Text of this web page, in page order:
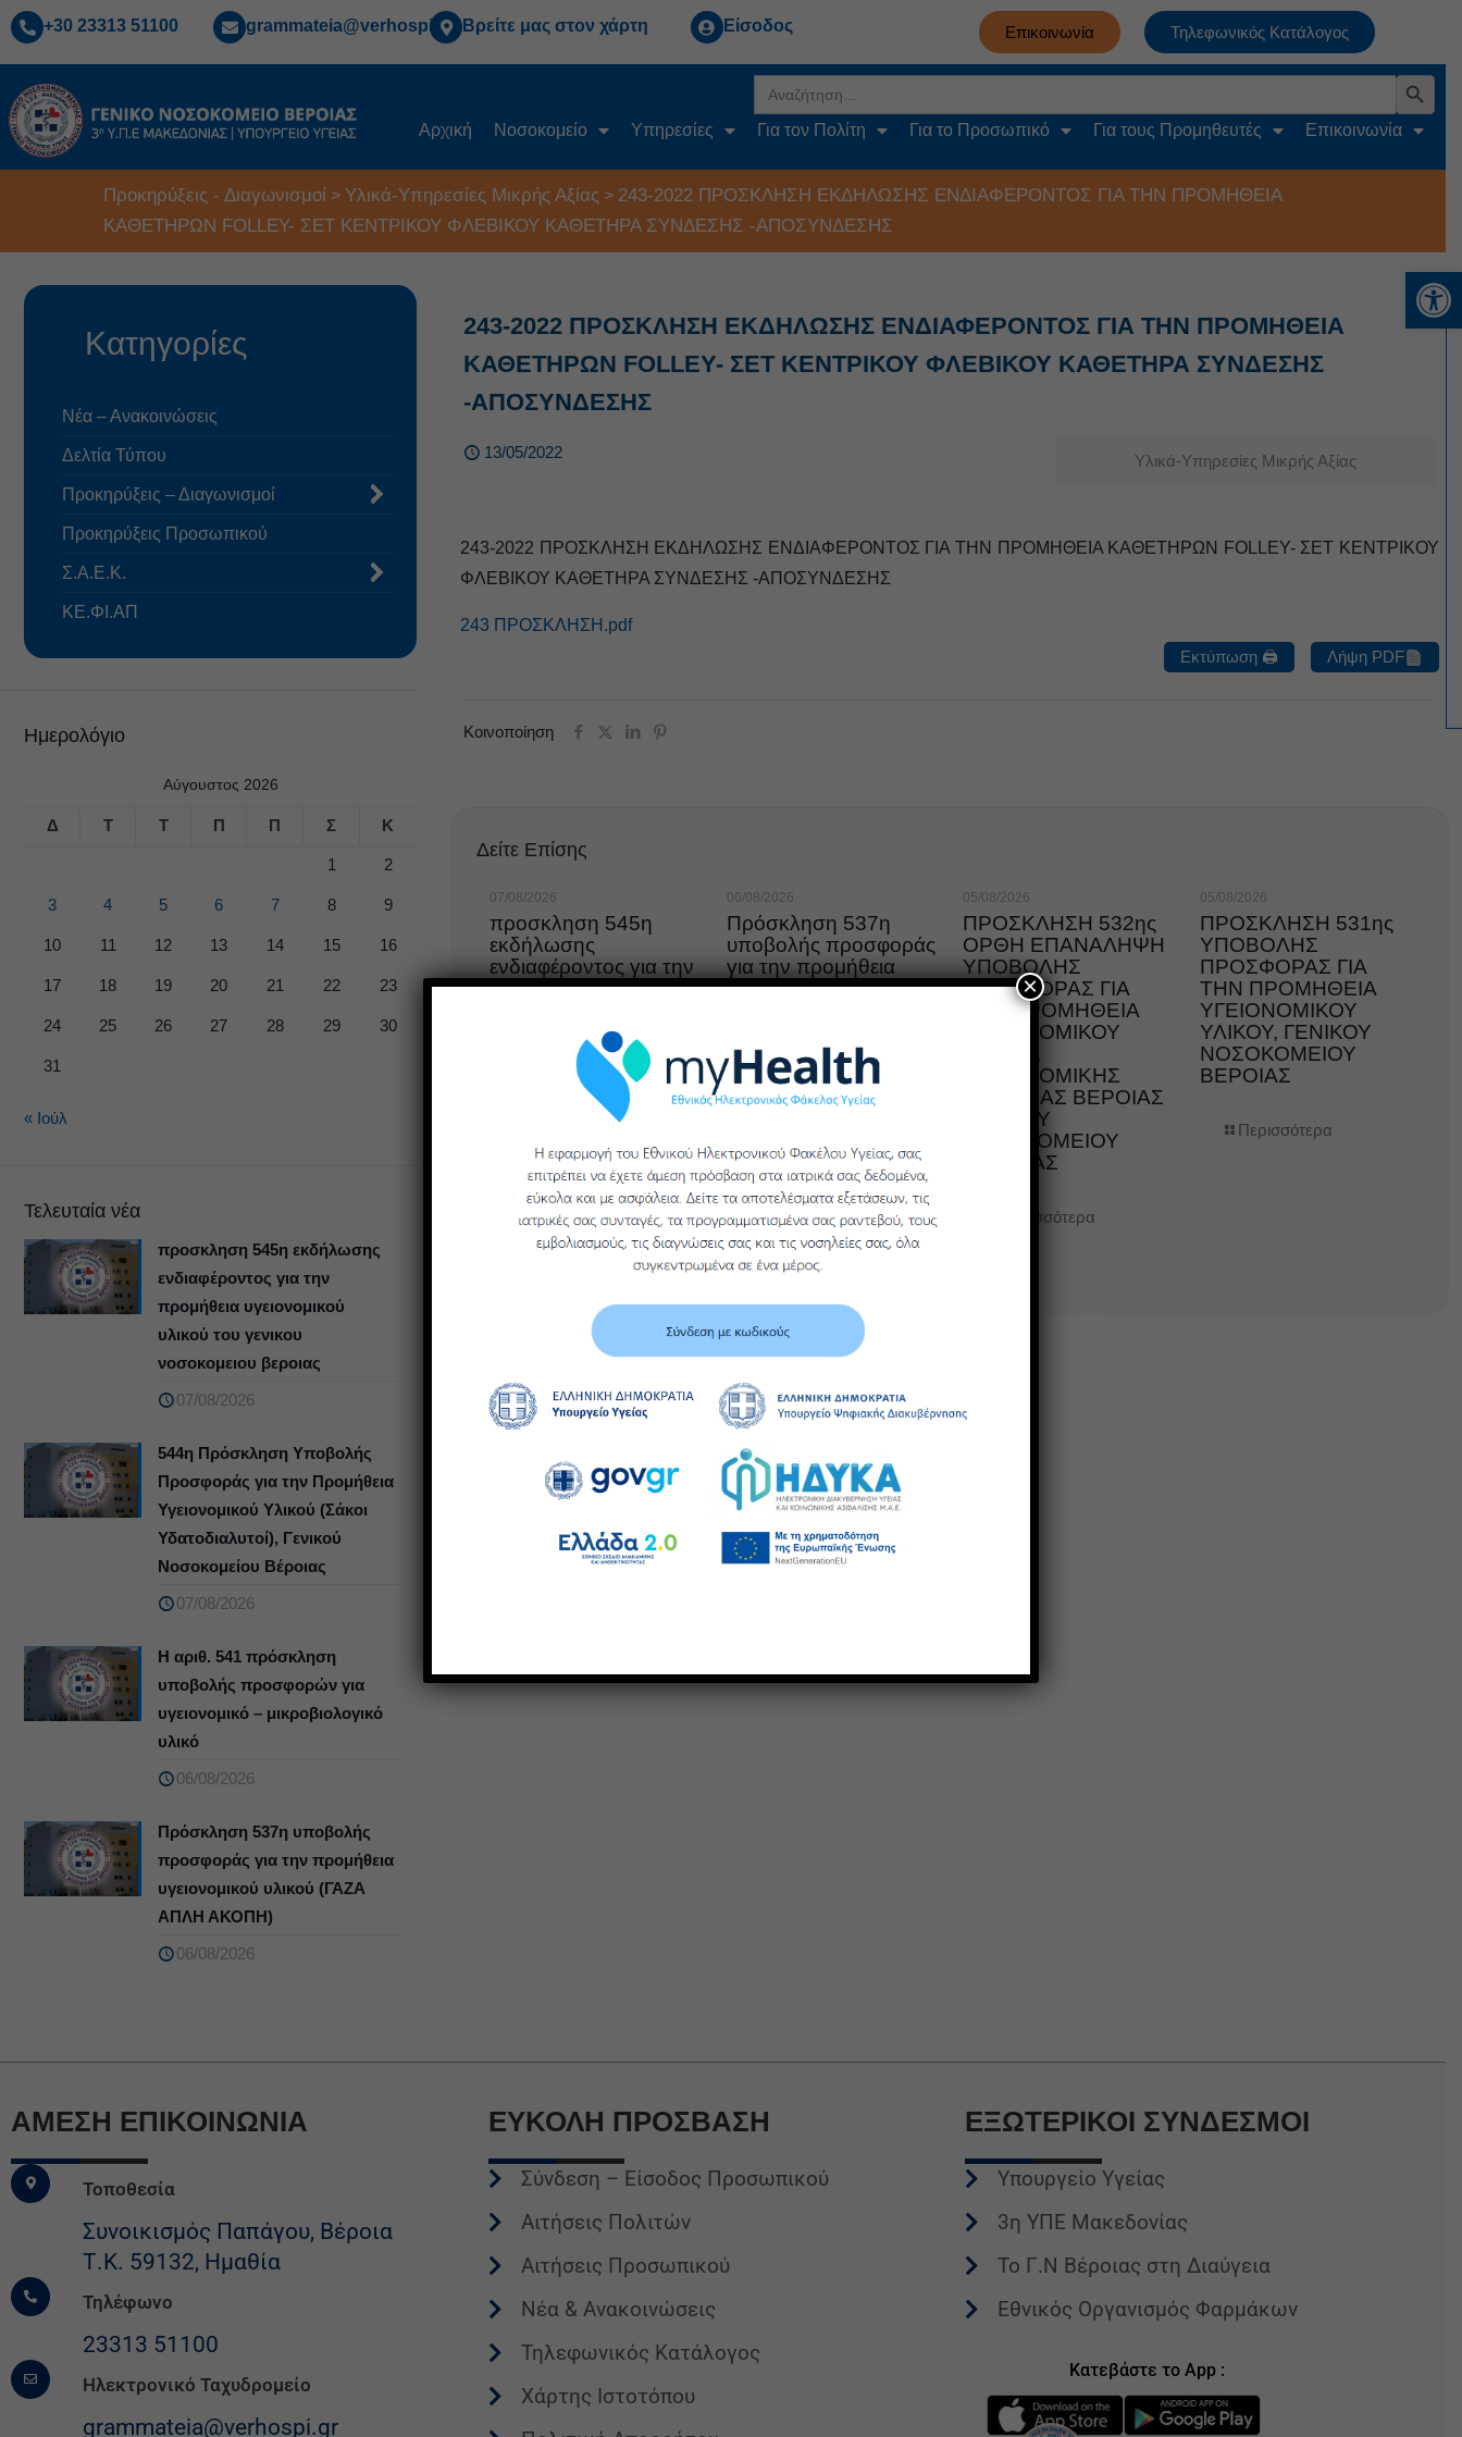
+30 23313 51100 grammateia@verhospi.gr Βρείτε μας στον χάρτη Είσοδος Επικοινωνία Τηλεφωνικός Κατάλογος
for:
Search Button
Αρχική Νοσοκομείο Υπηρεσίες Για τον Πολίτη Για το Προσωπικό Για τους Προμηθευτές Επικοινωνία
Προκηρύξεις - Διαγωνισμοί > Υλικά-Υπηρεσίες Μικρής Αξίας > 243-2022 ΠΡΟΣΚΛΗΣΗ ΕΚΔΗΛΩΣΗΣ ΕΝΔΙΑΦΕΡΟΝΤΟΣ ΓΙΑ ΤΗΝ ΠΡΟΜΗΘΕΙΑ
ΚΑΘΕΤΗΡΩΝ FOLLEY- ΣΕΤ ΚΕΝΤΡΙΚΟΥ ΦΛΕΒΙΚΟΥ ΚΑΘΕΤΗΡΑ ΣΥΝΔΕΣΗΣ -ΑΠΟΣΥΝΔΕΣΗΣ
243-2022 ΠΡΟΣΚΛΗΣΗ ΕΚΔΗΛΩΣΗΣ ΕΝΔΙΑΦΕΡΟΝΤΟΣ ΓΙΑ ΤΗΝ ΠΡΟΜΗΘΕΙΑ
ΚΑΘΕΤΗΡΩΝ FOLLEY- ΣΕΤ ΚΕΝΤΡΙΚΟΥ ΦΛΕΒΙΚΟΥ ΚΑΘΕΤΗΡΑ ΣΥΝΔΕΣΗΣ
-ΑΠΟΣΥΝΔΕΣΗΣ
13/05/2022 Υλικά-Υπηρεσίες Μικρής Αξίας
243-2022 ΠΡΟΣΚΛΗΣΗ ΕΚΔΗΛΩΣΗΣ ΕΝΔΙΑΦΕΡΟΝΤΟΣ ΓΙΑ ΤΗΝ ΠΡΟΜΗΘΕΙΑ ΚΑΘΕΤΗΡΩΝ FOLLEY- ΣΕΤ ΚΕΝΤΡΙΚΟΥ
ΦΛΕΒΙΚΟΥ ΚΑΘΕΤΗΡΑ ΣΥΝΔΕΣΗΣ -ΑΠΟΣΥΝΔΕΣΗΣ
243 ΠΡΟΣΚΛΗΣΗ.pdf
Εκτύπωση 🖨
Λήψη PDF
Κοινοποίηση
Δείτε Επίσης
07/08/2026
προσκληση 545η
εκδήλωσης
ενδιαφέροντος για την
προμήθεια
νοσοκομειου βεροιας
Περισσότερα
06/08/2026
Πρόσκληση 537η
υποβολής προσφοράς
για την προμήθεια
υγειονομικού υλικού
Περισσότερα
05/08/2026
ΠΡΟΣΚΛΗΣΗ 532ης
ΟΡΘΗ ΕΠΑΝΑΛΗΨΗ
ΥΠΟΒΟΛΗΣ
ΠΡΟΣΦΟΡΑΣ ΓΙΑ
ΤΗΝ ΠΡΟΜΗΘΕΙΑ
ΥΓΕΙΟΝΟΜΙΚΟΥ
ΥΛΙΚΟΥ,
ΥΓΕΙΟΝΟΜΙΚΗΣ
ΜΟΝΑΔΑΣ ΒΕΡΟΙΑΣ
ΓΕΝΙΚΟΥ
ΝΟΣΟΚΟΜΕΙΟΥ
ΗΜΑΘΙΑΣ
Περισσότερα
05/08/2026
ΠΡΟΣΚΛΗΣΗ 531ης
ΥΠΟΒΟΛΗΣ
ΠΡΟΣΦΟΡΑΣ ΓΙΑ
ΤΗΝ ΠΡΟΜΗΘΕΙΑ
ΥΓΕΙΟΝΟΜΙΚΟΥ
ΥΛΙΚΟΥ, ΓΕΝΙΚΟΥ
ΝΟΣΟΚΟΜΕΙΟΥ
ΒΕΡΟΙΑΣ
Περισσότερα
Κατηγορίες
Νέα – Ανακοινώσεις
Δελτία Τύπου
Προκηρύξεις – Διαγωνισμοί
Προκηρύξεις Προσωπικού
Σ.Α.Ε.Κ.
ΚΕ.ΦΙ.ΑΠ
Ημερολόγιο
Αύγουστος 2026
Δ Τ Τ Π Π Σ Κ
1 2
3 4 5 6 7 8 9
10 11 12 13 14 15 16
17 18 19 20 21 22 23
24 25 26 27 28 29 30
31
« Ιούλ
Τελευταία νέα
προσκληση 545η εκδήλωσης
ενδιαφέροντος για την
προμήθεια υγειονομικού
υλικού του γενικου
νοσοκομειου βεροιας
07/08/2026
544η Πρόσκληση Υποβολής
Προσφοράς για την Προμήθεια
Υγειονομικού Υλικού (Σάκοι
Υδατοδιαλυτοί), Γενικού
Νοσοκομείου Βέροιας
07/08/2026
Η αριθ. 541 πρόσκληση
υποβολής προσφορών για
υγειονομικό – μικροβιολογικό
υλικό
06/08/2026
Πρόσκληση 537η υποβολής
προσφοράς για την προμήθεια
υγειονομικού υλικού (ΓΑΖΑ
ΑΠΛΗ ΑΚΟΠΗ)
06/08/2026
ΆΜΕΣΗ ΕΠΙΚΟΙΝΩΝΙΑ
Τοποθεσία
Συνοικισμός Παπάγου, Βέροια
Τ.Κ. 59132, Ημαθία
Τηλέφωνο
23313 51100
Ηλεκτρονικό Ταχυδρομείο
grammateia@verhospi.gr
ΕΥΚΟΛΗ ΠΡΟΣΒΑΣΗ
Σύνδεση – Είσοδος Προσωπικού
Αιτήσεις Πολιτών
Αιτήσεις Προσωπικού
Νέα & Ανακοινώσεις
Τηλεφωνικός Κατάλογος
Χάρτης Ιστοτόπου
ΕΞΩΤΕΡΙΚΟΙ ΣΥΝΔΕΣΜΟΙ
Υπουργείο Υγείας
3η ΥΠΕ Μακεδονίας
Το Γ.Ν Βέροιας στη Διαύγεια
Εθνικός Οργανισμός Φαρμάκων
Κατεβάστε το App :
×